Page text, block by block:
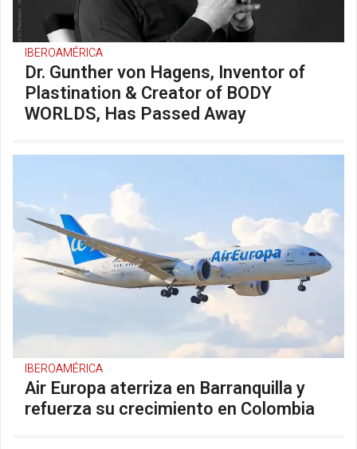
IBEROAMÉRICA
Dr. Gunther von Hagens, Inventor of
Plastination & Creator of BODY
WORLDS, Has Passed Away
IBEROAMÉRICA
Air Europa aterriza en Barranquilla y
refuerza su crecimiento en Colombia